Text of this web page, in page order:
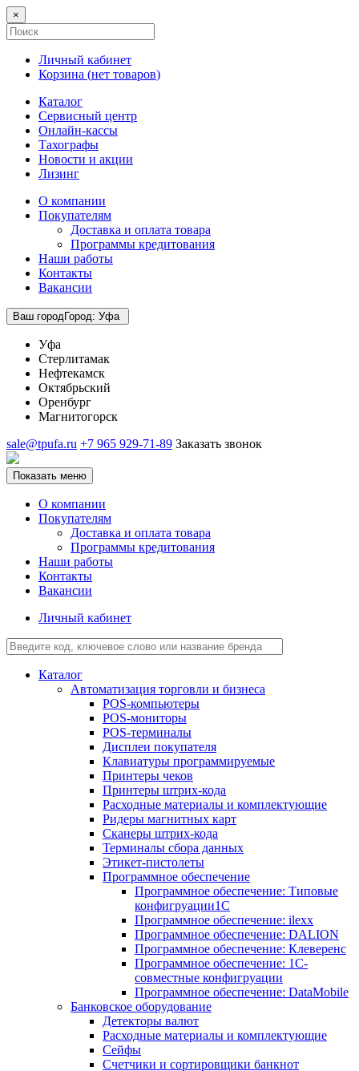
×
Личный кабинет
Корзина (нет товаров)
Каталог
Сервисный центр
Онлайн-кассы
Тахографы
Новости и акции
Лизинг
О компании
Покупателям
Доставка и оплата товара
Программы кредитования
Наши работы
Контакты
Вакансии
Ваш городГород: Уфа
Уфа
Стерлитамак
Нефтекамск
Октябрьский
Оренбург
Магнитогорск
sale@tpufa.ru +7 965 929-71-89 Заказать звонок
Показать меню
О компании
Покупателям
Доставка и оплата товара
Программы кредитования
Наши работы
Контакты
Вакансии
Личный кабинет
Каталог
Автоматизация торговли и бизнеса
POS-компьютеры
POS-мониторы
POS-терминалы
Дисплеи покупателя
Клавиатуры программируемые
Принтеры чеков
Принтеры штрих-кода
Расходные материалы и комплектующие
Ридеры магнитных карт
Сканеры штрих-кода
Терминалы сбора данных
Этикет-пистолеты
Программное обеспечение
Программное обеспечение: Типовые
конфигруации1С
Программное обеспечение: ilexx
Программное обеспечение: DALION
Программное обеспечение: Клеверенс
Программное обеспечение: 1С-
совместные конфигруации
Программное обеспечение: DataMobile
Банковское оборудование
Детекторы валют
Расходные материалы и комплектующие
Сейфы
Счетчики и сортировщики банкнот